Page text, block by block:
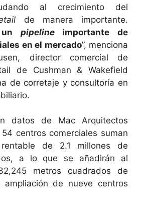
al crecimiento del
de manera importante.
un pipelineimportante de
en el mercado”, menciona
director comercial de
de Cushman & Wakefield
de corretaje y consultoría en
datos de Mac Arquitectos
centros comerciales suman
de 2.1 millones de
a lo que se añadirán al
metros cuadrados de
de nueve centros